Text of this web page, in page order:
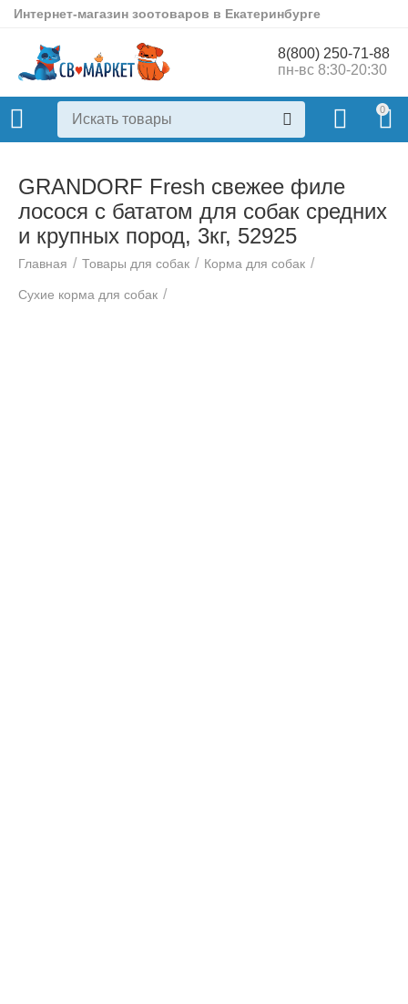
Интернет-магазин зоотоваров в Екатеринбурге
8(800) 250-71-88
пн-вс 8:30-20:30
0
GRANDORF Fresh свежее филе
лосося с бататом для собак средних
и крупных пород, 3кг, 52925
Главная / Товары для собак / Корма для собак /
Сухие корма для собак /